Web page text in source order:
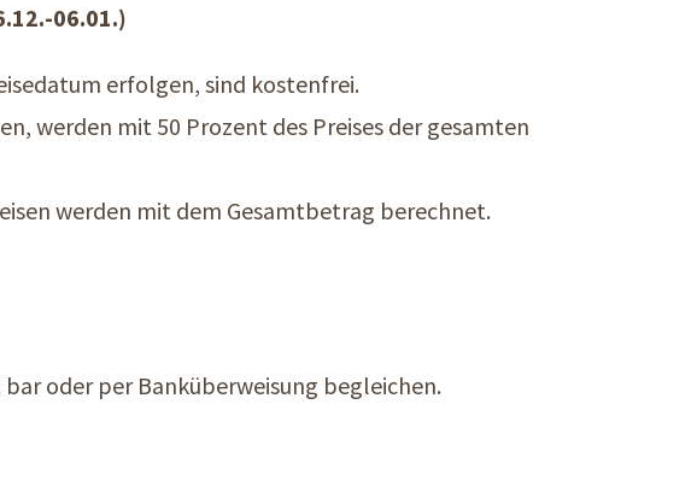
06.01.)
erfolgen, sind kostenfrei.
werden mit 50 Prozent des Preises der gesamten
werden mit dem Gesamtbetrag berechnet.
bar oder per Banküberweisung begleichen.